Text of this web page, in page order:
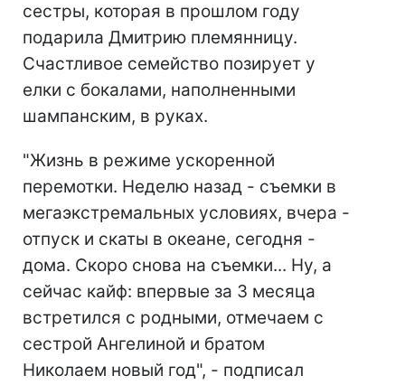
сестры, которая в прошлом году
подарила Дмитрию племянницу.
Счастливое семейство позирует у
елки с бокалами, наполненными
шампанским, в руках.
"Жизнь в режиме ускоренной
перемотки. Неделю назад - съемки в
мегаэкстремальных условиях, вчера -
отпуск и скаты в океане, сегодня -
дома. Скоро снова на съемки... Ну, а
сейчас кайф: впервые за 3 месяца
встретился с родными, отмечаем с
сестрой Ангелиной и братом
Николаем новый год", - подписал